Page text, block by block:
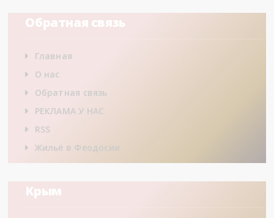
Обратная связь
Главная
О нас
Обратная связь
РЕКЛАМА У НАС
RSS
Жильё в Феодосии
Крым